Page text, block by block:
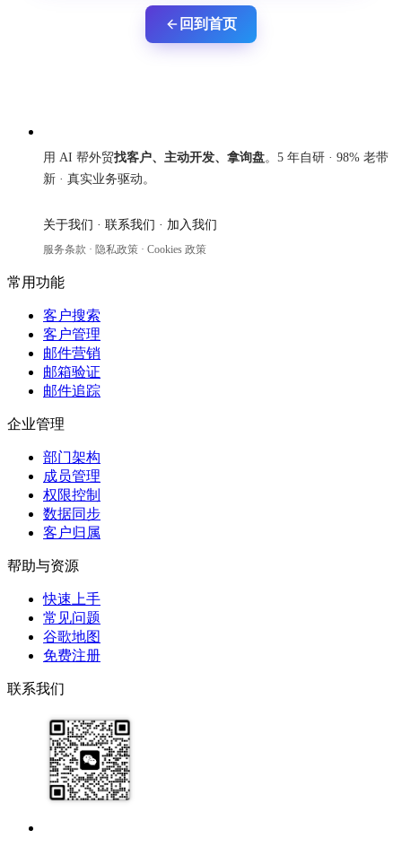
回到首页
用 AI 帮外贸找客户、主动开发、拿询盘。5 年自研 · 98% 老带
新 · 真实业务驱动。
关于我们 · 联系我们 · 加入我们
服务条款 · 隐私政策 · Cookies 政策
常用功能
客户搜索
客户管理
邮件营销
邮箱验证
邮件追踪
企业管理
部门架构
成员管理
权限控制
数据同步
客户归属
帮助与资源
快速上手
常见问题
谷歌地图
免费注册
联系我们